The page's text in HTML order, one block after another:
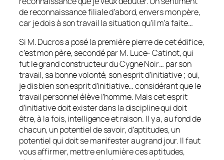
de reconnaissance filiale d’abord, envers mon père,
car je dois à son travail la situation qu’il m’a faite…
Si M. Ducros a posé la première pierre de cet édifice,
c’est mon père, secondé par M. Luce- Catinot, qui
fut le grand constructeur du Cygne Noir… par son
travail, sa bonne volonté, son esprit d’initiative ; oui,
je dis bien son esprit d’initiative… considérant que le
travail personnel élève l’homme. Mais cet esprit
d’initiative doit exister dans la discipline qui doit
être, à la fois, intelligence et raison. Il y a, au fond de
chacun, un potentiel de savoir, d’aptitudes, un
potentiel qui doit se manifester au grand jour. Il faut
vous affirmer, mettre en lumière ces aptitudes,